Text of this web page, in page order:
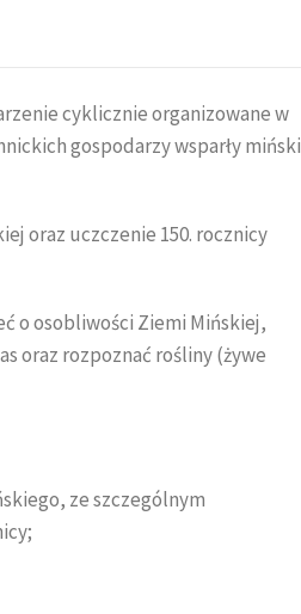
cyklicznie organizowane w
gospodarzy wsparły miński
oraz uczczenie 150. rocznicy
o osobliwości Ziemi Mińskiej,
oraz rozpoznać rośliny (żywe
ze szczególnym